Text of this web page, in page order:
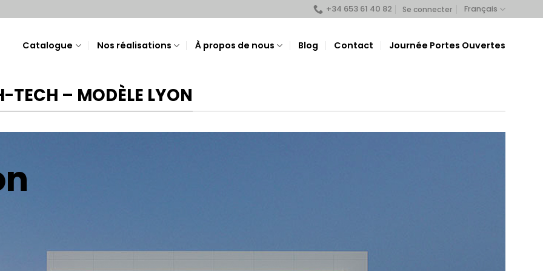
+34 653 61 40 82 Se connecter Français
Catalogue Nos réalisations À propos de nous Blog Contact Journée Portes Ouvertes
TECH – MODÈLE LYON